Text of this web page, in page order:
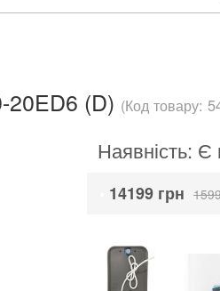
20ED6 (D) (Код товару:
Наявність: Є
14199 грн